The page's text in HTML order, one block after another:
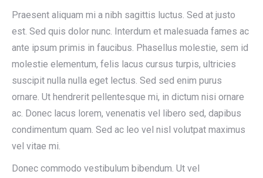
Praesent aliquam mi a nibh sagittis luctus. Sed at justo
est. Sed quis dolor nunc. Interdum et malesuada fames ac
ante ipsum primis in faucibus. Phasellus molestie, sem id
molestie elementum, felis lacus cursus turpis, ultricies
suscipit nulla nulla eget lectus. Sed sed enim purus
ornare. Ut hendrerit pellentesque mi, in dictum nisi ornare
ac. Donec lacus lorem, venenatis vel libero sed, dapibus
condimentum quam. Sed ac leo vel nisl volutpat maximus
vel vitae mi.
Donec commodo vestibulum bibendum. Ut vel